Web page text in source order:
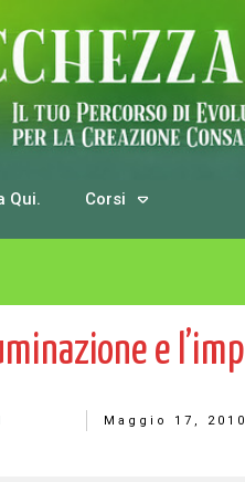
Qui. Corsi
Maggio 17, 2010